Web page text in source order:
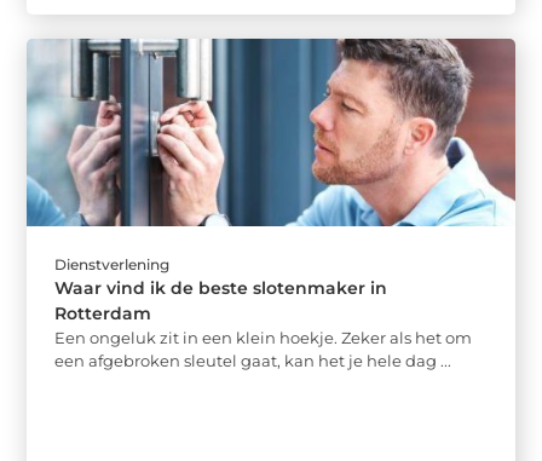
Dienstverlening
Waar vind ik de beste slotenmaker in
Rotterdam
Een ongeluk zit in een klein hoekje. Zeker als het om
een afgebroken sleutel gaat, kan het je hele dag ...